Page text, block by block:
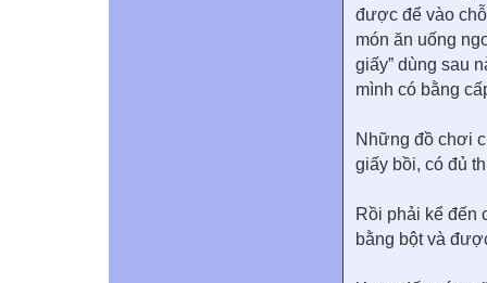
được để vào
món ăn uống
giấy” dùng sau
mình có bằng
Những đồ chơi
giấy bồi, có đủ
Rồi phải kể đến
bằng bột và